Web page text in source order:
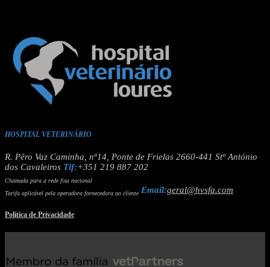
HOSPITAL VETERINÁRIO
R. Pêro Vaz Caminha, nº14, Ponte de Frielas 2660-441 Stº António
dos Cavaleiros Tlf:+351 219 887 202
Chamada para a rede fixa nacional
Tarifa aplicável pela operadora fornecedora ao cliente Email:geral@hvsfa.com
Política de Privacidade